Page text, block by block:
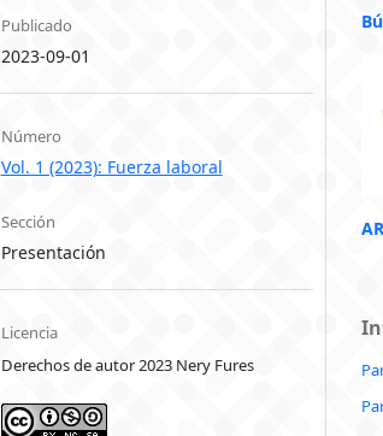
Publicado
2023-09-01
Número
Vol. 1 (2023): Fuerza laboral
Sección
Presentación
Licencia
Derechos de autor 2023 Nery Fures